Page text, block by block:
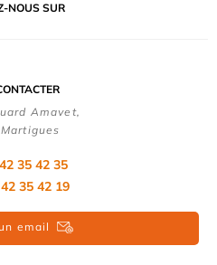
NOUS SUR
Amavet,
35 42 35
35 42 19
email